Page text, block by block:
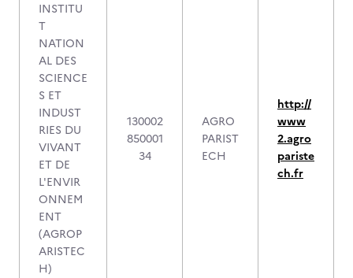
INSTITU
T
NATION
AL DES
SCIENCE
S ET
INDUST
RIES DU
VIVANT
ET DE
L'ENVIR
ONNEM
ENT
(AGROP
ARISTEC
H)
130002
850001
34
AGRO
PARIST
ECH
http://
www
2.agro
pariste
ch.fr